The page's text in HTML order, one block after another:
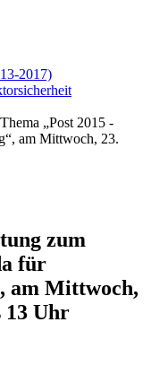
2017)
„Post 2015 -
am Mittwoch, 23.
zum
für
am Mittwoch,
13 Uhr